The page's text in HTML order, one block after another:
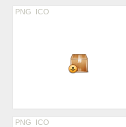
PNG ICO
PNG ICO